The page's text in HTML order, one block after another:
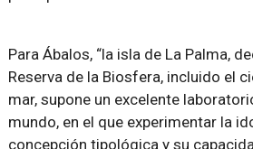
Para Ábalos, “la isla de La Palma,
Reserva de la Biosfera, incluido el
mar, supone un excelente
mundo, en el que experimentar la
concepción tipológica y su